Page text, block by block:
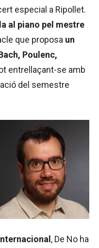
especial a Ripollet.
al piano pel mestre
que proposa un
Poulenc,
entrellaçant-se amb
del semestre
, De No ha